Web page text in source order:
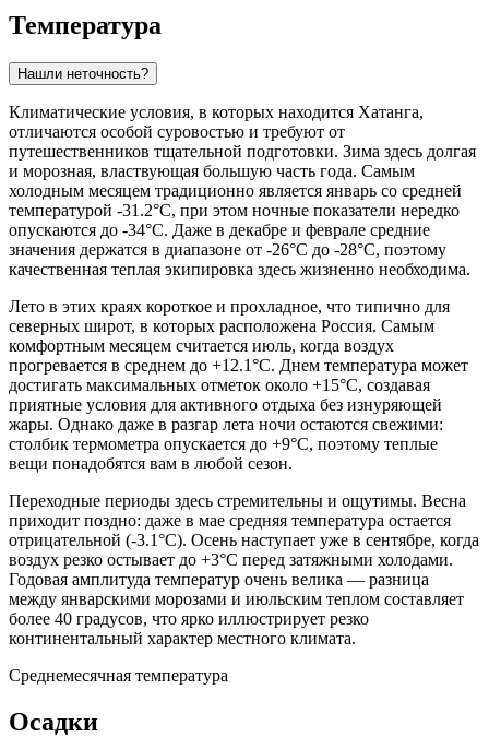
Температура
Нашли неточность?
Климатические условия, в которых находится Хатанга,
отличаются особой суровостью и требуют от
путешественников тщательной подготовки. Зима здесь долгая
и морозная, властвующая большую часть года. Самым
холодным месяцем традиционно является январь со средней
температурой -31.2°C, при этом ночные показатели нередко
опускаются до -34°C. Даже в декабре и феврале средние
значения держатся в диапазоне от -26°C до -28°C, поэтому
качественная теплая экипировка здесь жизненно необходима.
Лето в этих краях короткое и прохладное, что типично для
северных широт, в которых расположена Россия. Самым
комфортным месяцем считается июль, когда воздух
прогревается в среднем до +12.1°C. Днем температура может
достигать максимальных отметок около +15°C, создавая
приятные условия для активного отдыха без изнуряющей
жары. Однако даже в разгар лета ночи остаются свежими:
столбик термометра опускается до +9°C, поэтому теплые
вещи понадобятся вам в любой сезон.
Переходные периоды здесь стремительны и ощутимы. Весна
приходит поздно: даже в мае средняя температура остается
отрицательной (-3.1°C). Осень наступает уже в сентябре, когда
воздух резко остывает до +3°C перед затяжными холодами.
Годовая амплитуда температур очень велика — разница
между январскими морозами и июльским теплом составляет
более 40 градусов, что ярко иллюстрирует резко
континентальный характер местного климата.
Среднемесячная температура
Осадки